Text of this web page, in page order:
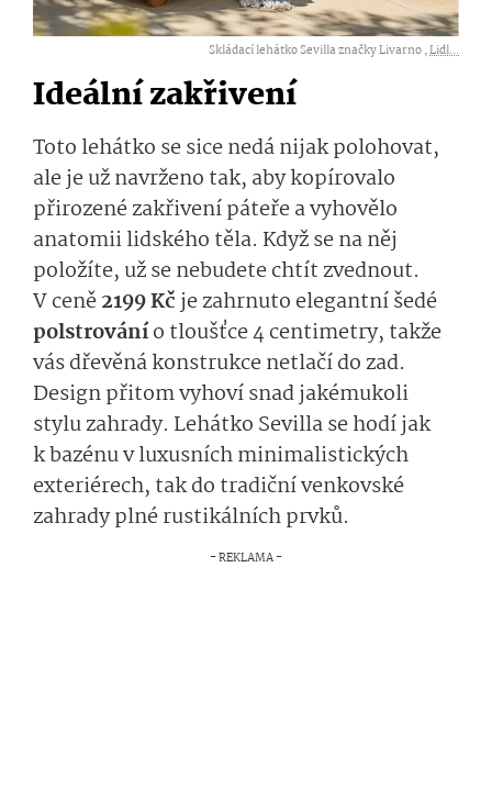
Skládací lehátko Sevilla značky Livarno ,Lidl...
Ideální zakřivení
Toto lehátko se sice nedá nijak polohovat,
ale je už navrženo tak, aby kopírovalo
přirozené zakřivení páteře a vyhovělo
anatomii lidského těla. Když se na něj
položíte, už se nebudete chtít zvednout.
V ceně2199 Kčje zahrnuto elegantní šedé
polstrovánío tloušťce 4 centimetry, takže
vás dřevěná konstrukce netlačí do zad.
Design přitom vyhoví snad jakémukoli
stylu zahrady. Lehátko Sevilla se hodí jak
k bazénu v luxusních minimalistických
exteriérech, tak do tradiční venkovské
zahrady plné rustikálních prvků.